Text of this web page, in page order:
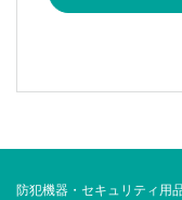
防犯機器・セキュリティ用